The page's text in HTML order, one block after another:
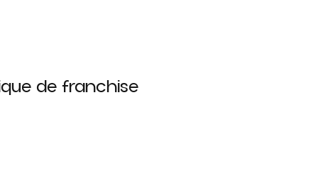
de franchise